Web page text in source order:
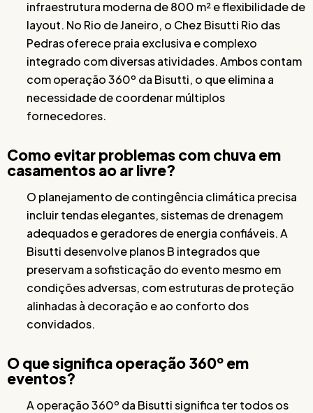
infraestrutura moderna de 800 m² e flexibilidade de
layout. No Rio de Janeiro, o Chez Bisutti Rio das
Pedras oferece praia exclusiva e complexo
integrado com diversas atividades. Ambos contam
com operação 360º da Bisutti, o que elimina a
necessidade de coordenar múltiplos
fornecedores.
Como evitar problemas com chuva em
casamentos ao ar livre?
O planejamento de contingência climática precisa
incluir tendas elegantes, sistemas de drenagem
adequados e geradores de energia confiáveis. A
Bisutti desenvolve planos B integrados que
preservam a sofisticação do evento mesmo em
condições adversas, com estruturas de proteção
alinhadas à decoração e ao conforto dos
convidados.
O que significa operação 360º em
eventos?
A operação 360º da Bisutti significa ter todos os